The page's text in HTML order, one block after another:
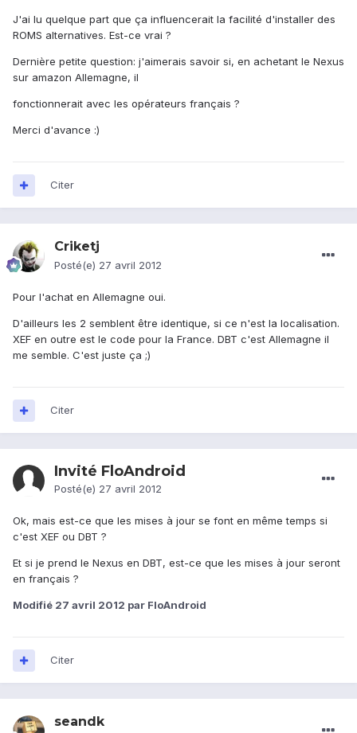
J'ai lu quelque part que ça influencerait la facilité d'installer des
ROMS alternatives. Est-ce vrai ?
Dernière petite question: j'aimerais savoir si, en achetant le Nexus
sur amazon Allemagne, il
fonctionnerait avec les opérateurs français ?
Merci d'avance :)
Citer
Criketj
Posté(e) 27 avril 2012
Pour l'achat en Allemagne oui.
D'ailleurs les 2 semblent être identique, si ce n'est la localisation.
XEF en outre est le code pour la France. DBT c'est Allemagne il
me semble. C'est juste ça ;)
Citer
Invité FloAndroid
Posté(e) 27 avril 2012
Ok, mais est-ce que les mises à jour se font en même temps si
c'est XEF ou DBT ?
Et si je prend le Nexus en DBT, est-ce que les mises à jour seront
en français ?
Modifié 27 avril 2012 par FloAndroid
Citer
seandk